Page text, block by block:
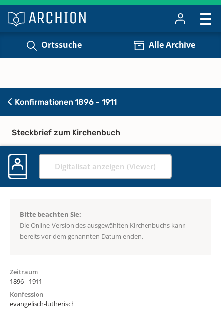
Ortssuche Alle Archive
Konfirmationen 1896 - 1911
Steckbrief zum Kirchenbuch
Digitalisat anzeigen (Viewer)
Bitte beachten Sie:
Die Online-Version des ausgewählten Kirchenbuchs kann
bereits vor dem genannten Datum enden.
Zeitraum
1896 - 1911
Konfession
evangelisch-lutherisch